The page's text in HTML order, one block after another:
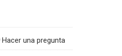
Hacer una pregunta